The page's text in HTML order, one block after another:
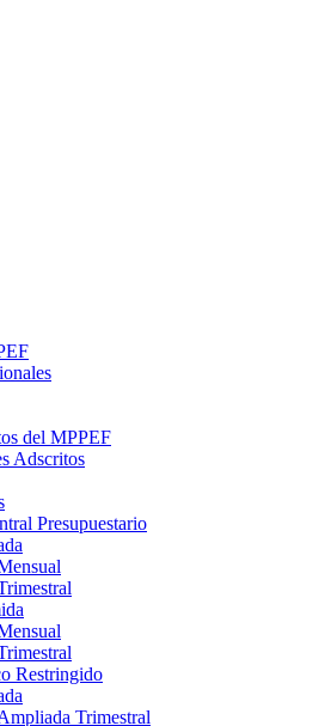
del MPPEF
Adscritos
Presupuestario
Restringido
Trimestral